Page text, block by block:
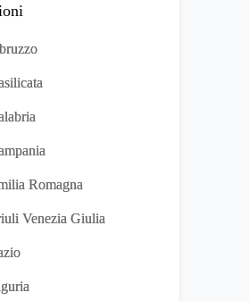
Romagna
Venezia Giulia